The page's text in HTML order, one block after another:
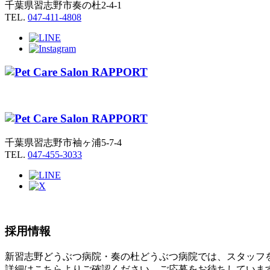
千葉県習志野市奏の杜2-4-1
TEL. 047-411-4808
千葉県習志野市袖ヶ浦5-7-4
TEL. 047-455-3033
採用情報
新習志野どうぶつ病院・奏の杜どうぶつ病院では、スタッフ